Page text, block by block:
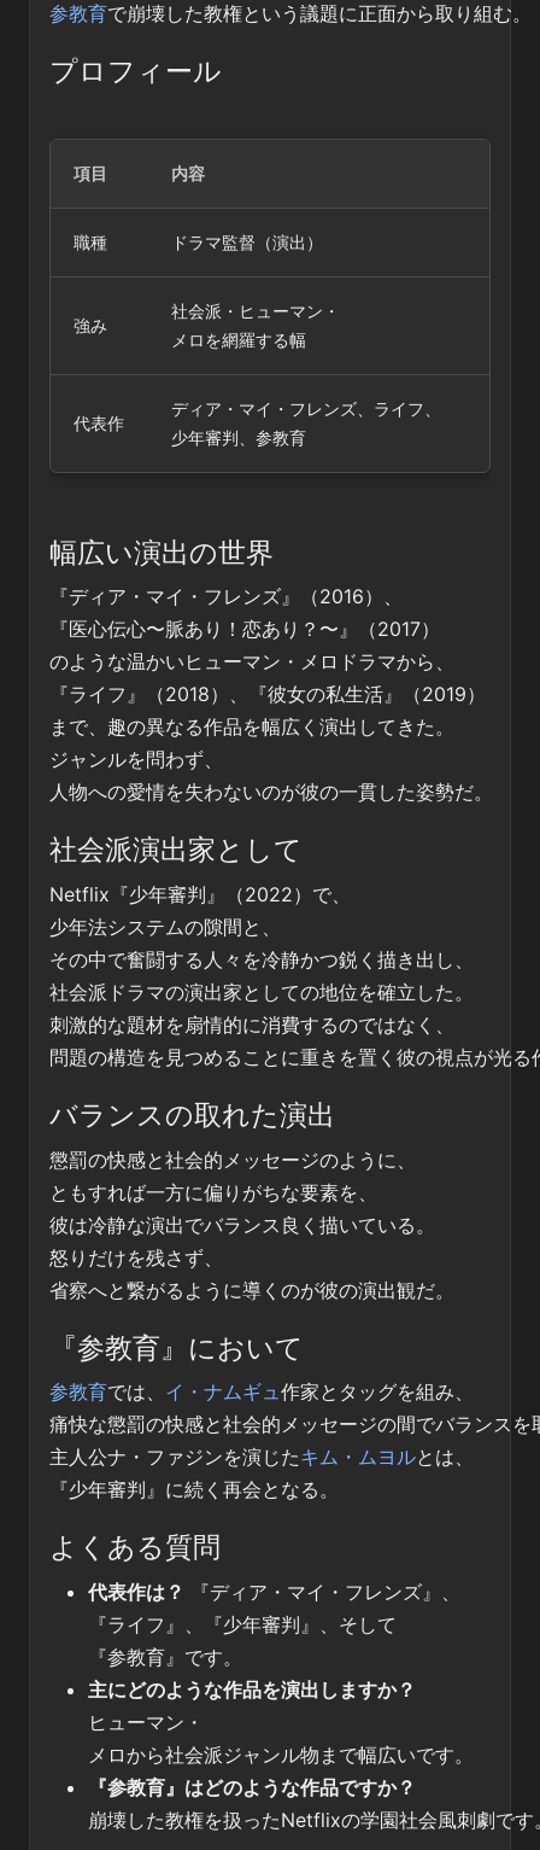
参教育で崩壊した教権という議題に正面から取り組む。
プロフィール
項目 内容
職種 ドラマ監督（演出）
強み
社会派・ヒューマン・
メロを網羅する幅
代表作
ディア・マイ・フレンズ、ライフ、
少年審判、参教育
幅広い演出の世界
『ディア・マイ・フレンズ』（2016）、
『医心伝心〜脈あり！恋あり？〜』（2017）
のような温かいヒューマン・メロドラマから、
『ライフ』（2018）、『彼女の私生活』（2019）
まで、趣の異なる作品を幅広く演出してきた。
ジャンルを問わず、
人物への愛情を失わないのが彼の一貫した姿勢だ。
社会派演出家として
Netflix『少年審判』（2022）で、
少年法システムの隙間と、
その中で奮闘する人々を冷静かつ鋭く描き出し、
社会派ドラマの演出家としての地位を確立した。
刺激的な題材を扇情的に消費するのではなく、
問題の構造を見つめることに重きを置く彼の視点が光る
バランスの取れた演出
懲罰の快感と社会的メッセージのように、
ともすれば一方に偏りがちな要素を、
彼は冷静な演出でバランス良く描いている。
怒りだけを残さず、
省察へと繋がるように導くのが彼の演出観だ。
『参教育』において
参教育では、 イ・ナムギュ作家とタッグを組み、
痛快な懲罰の快感と社会的メッセージの間でバランスを
主人公ナ・ファジンを演じたキム・ムヨルとは、
『少年審判』に続く再会となる。
よくある質問
代表作は？
『ディア・マイ・フレンズ』、
『ライフ』、『少年審判』、そして
『参教育』です。
主にどのような作品を演出しますか？
ヒューマン・
メロから社会派ジャンル物まで幅広いです。
『参教育』はどのような作品ですか？
崩壊した教権を扱ったNetflixの学園社会風刺劇です